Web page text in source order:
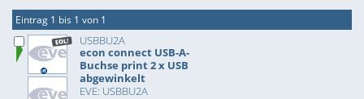
Eintrag 1 bis 1 von 1
USBBU2A
econ connect USB-A-
Buchse print 2 x USB
abgewinkelt
EVE: USBBU2A